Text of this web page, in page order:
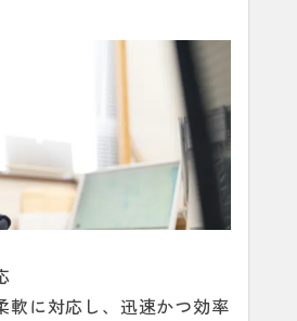
軟に対応し、迅速かつ効率